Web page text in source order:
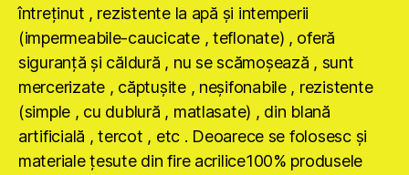
întreţinut , rezistente la apă şi intemperii
(impermeabile-caucicate , teflonate) , oferă
siguranţă şi căldură , nu se scămoşează , sunt
mercerizate , căptuşite , neşifonabile , rezistente
(simple , cu dublură , matlasate) , din blană
artificială , tercot , etc . Deoarece se folosesc şi
materiale ţesute din fire acrilice100% produsele